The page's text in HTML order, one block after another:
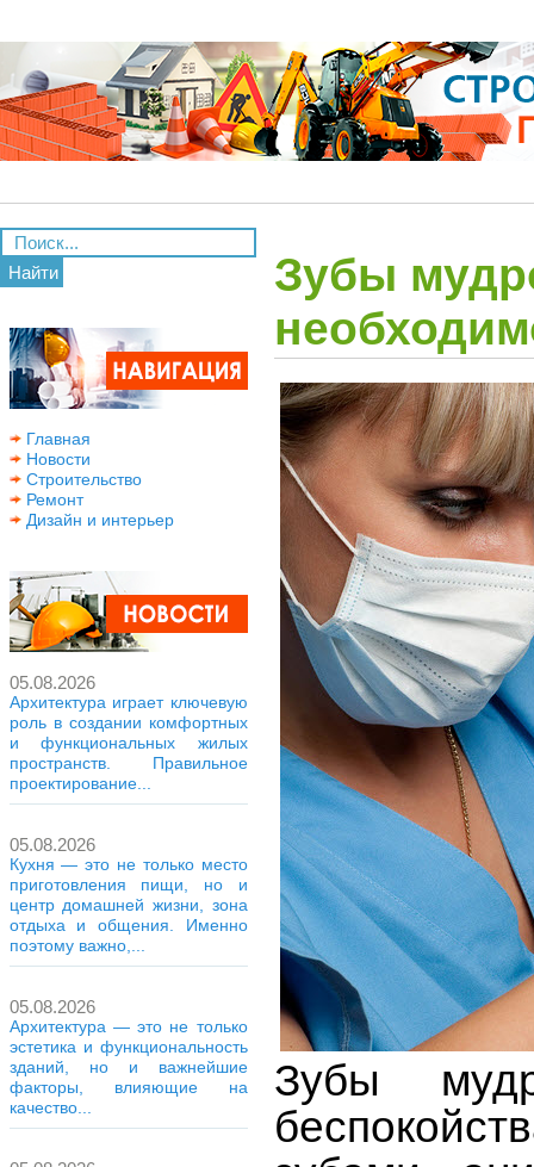
Найти
Главная
Новости
Строительство
Ремонт
Дизайн и интерьер
05.08.2026
Архитектура играет ключевую
роль в создании комфортных
и функциональных жилых
пространств. Правильное
проектирование...
05.08.2026
Кухня — это не только место
приготовления пищи, но и
центр домашней жизни, зона
отдыха и общения. Именно
поэтому важно,...
05.08.2026
Архитектура — это не только
эстетика и функциональность
зданий, но и важнейшие
факторы, влияющие на
качество...
Зубы
Зубы